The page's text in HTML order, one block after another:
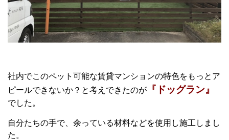
社内でこのペット可能な賃貸マンションの特色をもっとア
ピールできないか？と考えできたのが
『ドッグラン』
でした。
自分たちの手で、余っている材料などを使用し施工しまし
た。